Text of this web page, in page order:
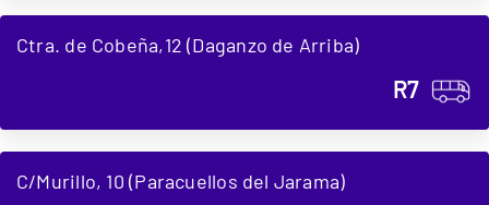
Ctra. de Cobeña,12 (Daganzo de Arriba)
R7
C/Murillo, 10 (Paracuellos del Jarama)